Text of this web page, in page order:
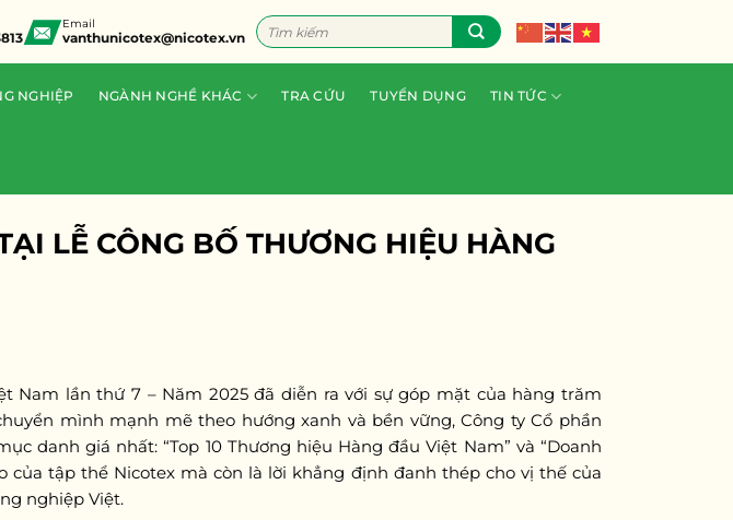
Email
vanthunicotex@nicotex.vn
Tìm
kiếm:
NGHIỆP NGÀNH NGHỀ KHÁC TRA CỨU TUYỂN DỤNG TIN TỨC
LỄ CÔNG BỐ THƯƠNG HIỆU HÀNG
Nam lần thứ 7 – Năm 2025 đã diễn ra với sự góp mặt của hàng trăm
mình mạnh mẽ theo hướng xanh và bền vững, Công ty Cổ phần
danh giá nhất: “Top 10 Thương hiệu Hàng đầu Việt Nam” và “Doanh
tập thể Nicotex mà còn là lời khẳng định đanh thép cho vị thế của
nghiệp Việt.